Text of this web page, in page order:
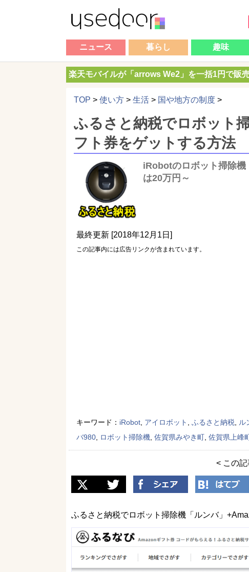
ニュース 暮らし 趣味
楽天モバイルが「arrows We2」を一括1円で販
TOP > 使い方 > 生活 > 国や地方の制度 >
ふるさと納税でロボット
フト券をゲットする方法
iRobotのロボット掃除機
は20万円～
最終更新 [2018年12月1日]
この記事内には広告リンクが含まれています。
キーワード： iRobot アイロボット ふるさと納税 ル
バ980
ロボット掃除機 佐賀県みやき町 佐賀県上峰
< この
ふるさと納税でロボット掃除機「ルンバ」